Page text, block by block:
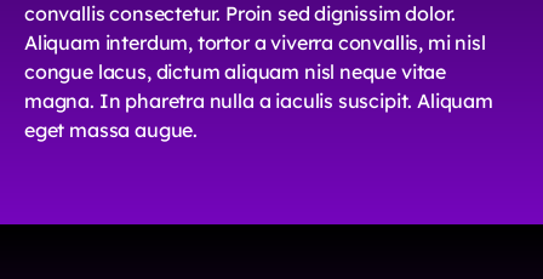
convallis consectetur. Proin sed dignissim dolor.
Aliquam interdum, tortor a viverra convallis, mi nisl
congue lacus, dictum aliquam nisl neque vitae
magna. In pharetra nulla a iaculis suscipit. Aliquam
eget massa augue.